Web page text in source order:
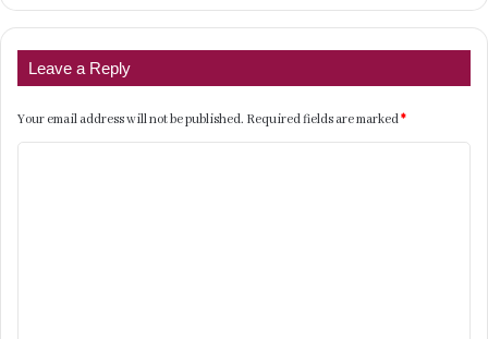
Leave a Reply
Your email address will not be published. Required fields are marked*